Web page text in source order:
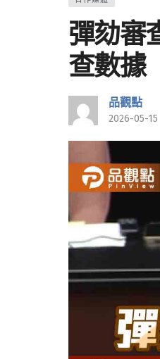
彈劾審
查數據
品觀點
2026-05-15